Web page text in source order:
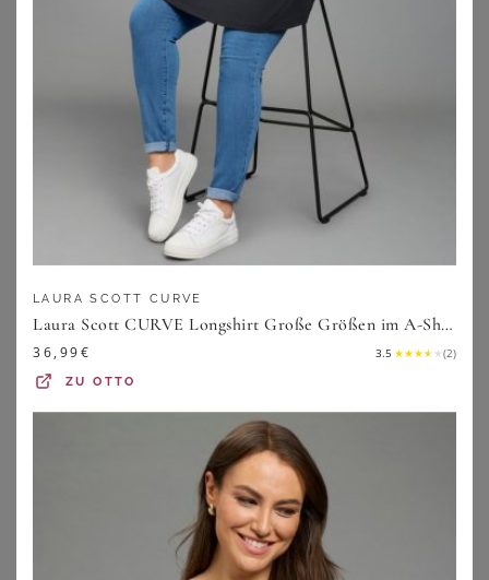
Blusen in großen Größen zu finden, stellt kurvige Frauen
immer wieder vor Herausforderungen. Entweder spannt
es an der Oberweite oder aber es fehlt an
entsprechender Länge. Welche Bluse für Deine Figur
ideal ist, erfährst Du hier!
1. Alle Blusenarten (in großen
Größen) auf einen Blick
LAURA SCOTT CURVE
Laura Scott CURVE Longshirt Große Größen im A-Shape mit krempelbaren Ärmeln
36,99€ 3.5 ★★★★ ★(2)
ZUOTTO